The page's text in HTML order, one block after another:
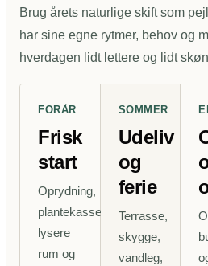
Brug årets naturlige skift som
har sine egne rytmer, behov og
hverdagen lidt lettere og lidt
FORÅR
Frisk
start
Oprydning,
plantekasser,
lysere
rum og
SOMMER
Udeliv
og
ferie
Terrasse,
skygge,
vandleg,